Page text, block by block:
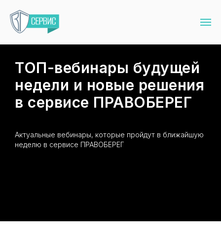
ТОП-вебинары будущей
недели и новые решения
в сервисе ПРАВОБЕРЕГ
Актуальные вебинары, которые пройдут в ближайшую
неделю в сервисе ПРАВОБЕРЕГ